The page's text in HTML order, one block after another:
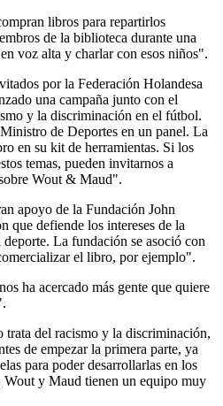
libros para repartirlos
de la biblioteca durante una
voz alta y charlar con esos niños".
por la Federación Holandesa
una campaña junto con el
y la discriminación en el fútbol.
de Deportes en un panel. La
en su kit de herramientas. Si los
temas, pueden invitarnos a
Wout & Maud".
apoyo de la Fundación John
que defiende los intereses de la
La fundación se asoció con
el libro, por ejemplo".
ha acercado más gente que quiere
del racismo y la discriminación,
de empezar la primera parte, ya
para poder desarrollarlas en los
Wout y Maud tienen un equipo muy